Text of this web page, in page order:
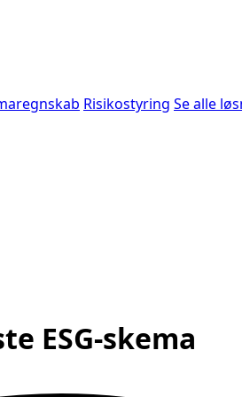
Risikostyring Se alle
ESG-skema